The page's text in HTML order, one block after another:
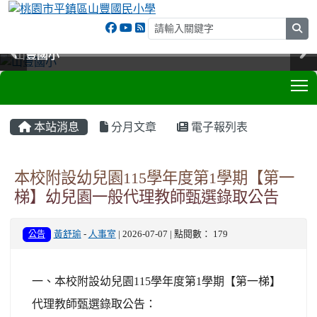
山豐國小
山豐國小
山豐國小
山豐國小
本站消息 分月文章 電子報列表
本校附設幼兒園115學年度第1學期【第一
梯】幼兒園一般代理教師甄選錄取公告
公告 黃舒瑜- 人事室 | 2026-07-07 | 點閱數： 179
一、本校附設幼兒園115學年度第1學期【第一梯】
代理教師甄選錄取公告：